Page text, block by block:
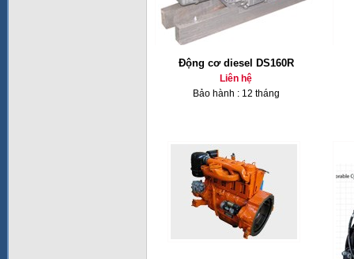
Động cơ diesel DS160R
Liên hệ
Bảo hành : 12 tháng